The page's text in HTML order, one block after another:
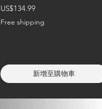
價格
US$134.99
Free shipping
新增至購物車